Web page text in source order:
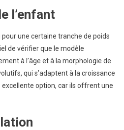
l’enfant
une certaine tranche de poids
de vérifier que le modèle
à l’âge et à la morphologie de
qui s’adaptent à la croissance
option, car ils offrent une